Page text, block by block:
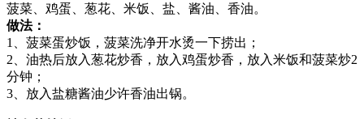
菠菜、鸡蛋、葱花、米饭、盐、酱油、香油。
做法：
1、菠菜蛋炒饭，菠菜洗净开水烫一下捞出；
2、油热后放入葱花炒香，放入鸡蛋炒香，放入米饭和菠菜炒2
分钟；
3、放入盐糖酱油少许香油出锅。